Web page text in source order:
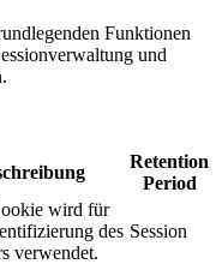
Funktionen
und
Retention
Period
wird für
des
verwendet.
Session